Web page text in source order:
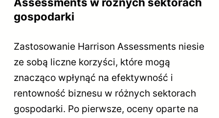
gospodarki
Zastosowanie Harrison Assessments niesie
ze sobą liczne korzyści, które mogą
znacząco wpłynąć na efektywność i
rentowność biznesu w różnych sektorach
gospodarki. Po pierwsze, oceny oparte na